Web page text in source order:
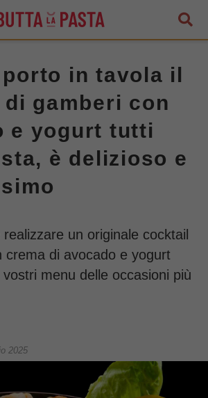
porto in tavola il
gamberi con
e yogurt tutti
è delizioso e
un originale cocktail
crema di avocado e yogurt
menu delle occasioni più
2025